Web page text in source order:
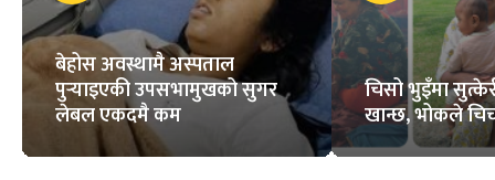
बेहोस अवस्थामै अस्पताल
पुर्‍याइएकी उपसभामुखको सुगर
लेबल एकदमै कम
चिसो भुइँमा
खान्छ, भोकले